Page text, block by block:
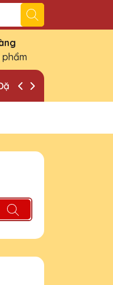
phẩm
Lịch Khảo Sát